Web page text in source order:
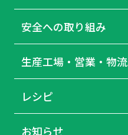
安全への取り組み
生産工場・営業・物流
レシピ
お知らせ